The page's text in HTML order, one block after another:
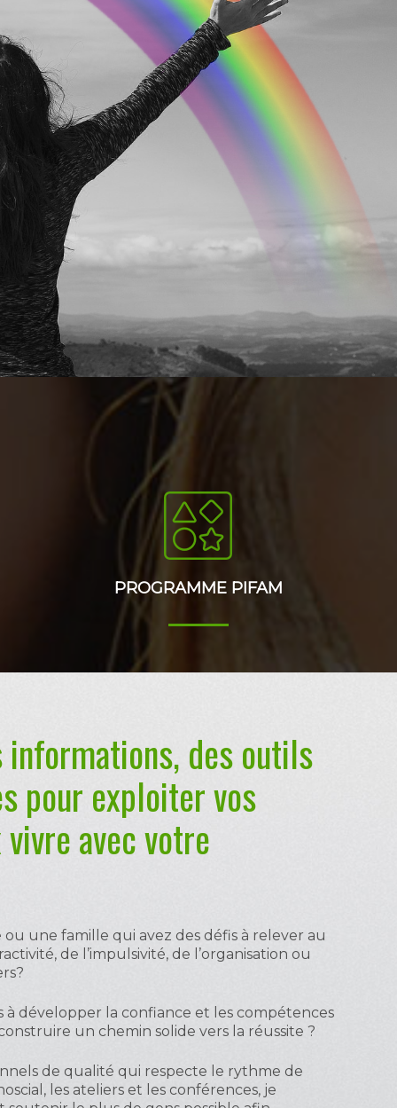
PROGRAMME PIFAM
informations, des outils
pour exploiter vos
avec votre
une famille qui avez des défis à relever au
de l’impulsivité, de l’organisation ou
à développer la confiance et les compétences
un chemin solide vers la réussite ?
de qualité qui respecte le rythme de
les ateliers et les conférences, je